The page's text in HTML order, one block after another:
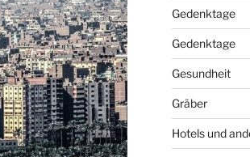
Gedenktage
Gedenktage
Gesundheit
Gräber
Hotels und